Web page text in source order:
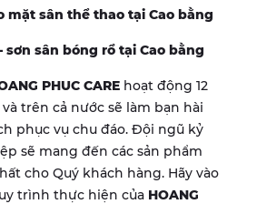
mặt sân thể thao tại Cao bằng
sơn sân bóng rổ tại Cao bằng
PHUC CARE hoạt động 12
trên cả nước sẽ làm bạn hài
phục vụ chu đáo. Đội ngũ kỷ
sẽ mang đến các sản phẩm
cho Quý khách hàng. Hãy vào
trình thực hiện của HOANG